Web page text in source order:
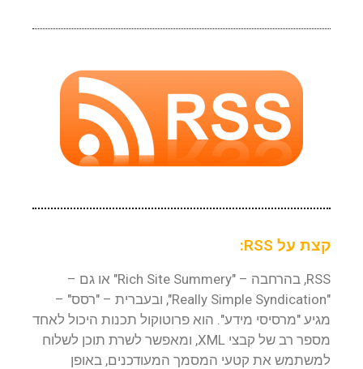
קצת על RSS:
RSS, בהרחבה – "Rich Site Summery" או גם –
"Really Simple Syndication", ובעברית – "רסס" –
מגיע "מרסיסי מידע". הוא פרוטוקול תכנות היכול לאחד
מספר רב של קבצי XML, ומאפשר לשרת תוכן לשלוח
למשתמש את קטעי המסמך המעודכנים, באופן